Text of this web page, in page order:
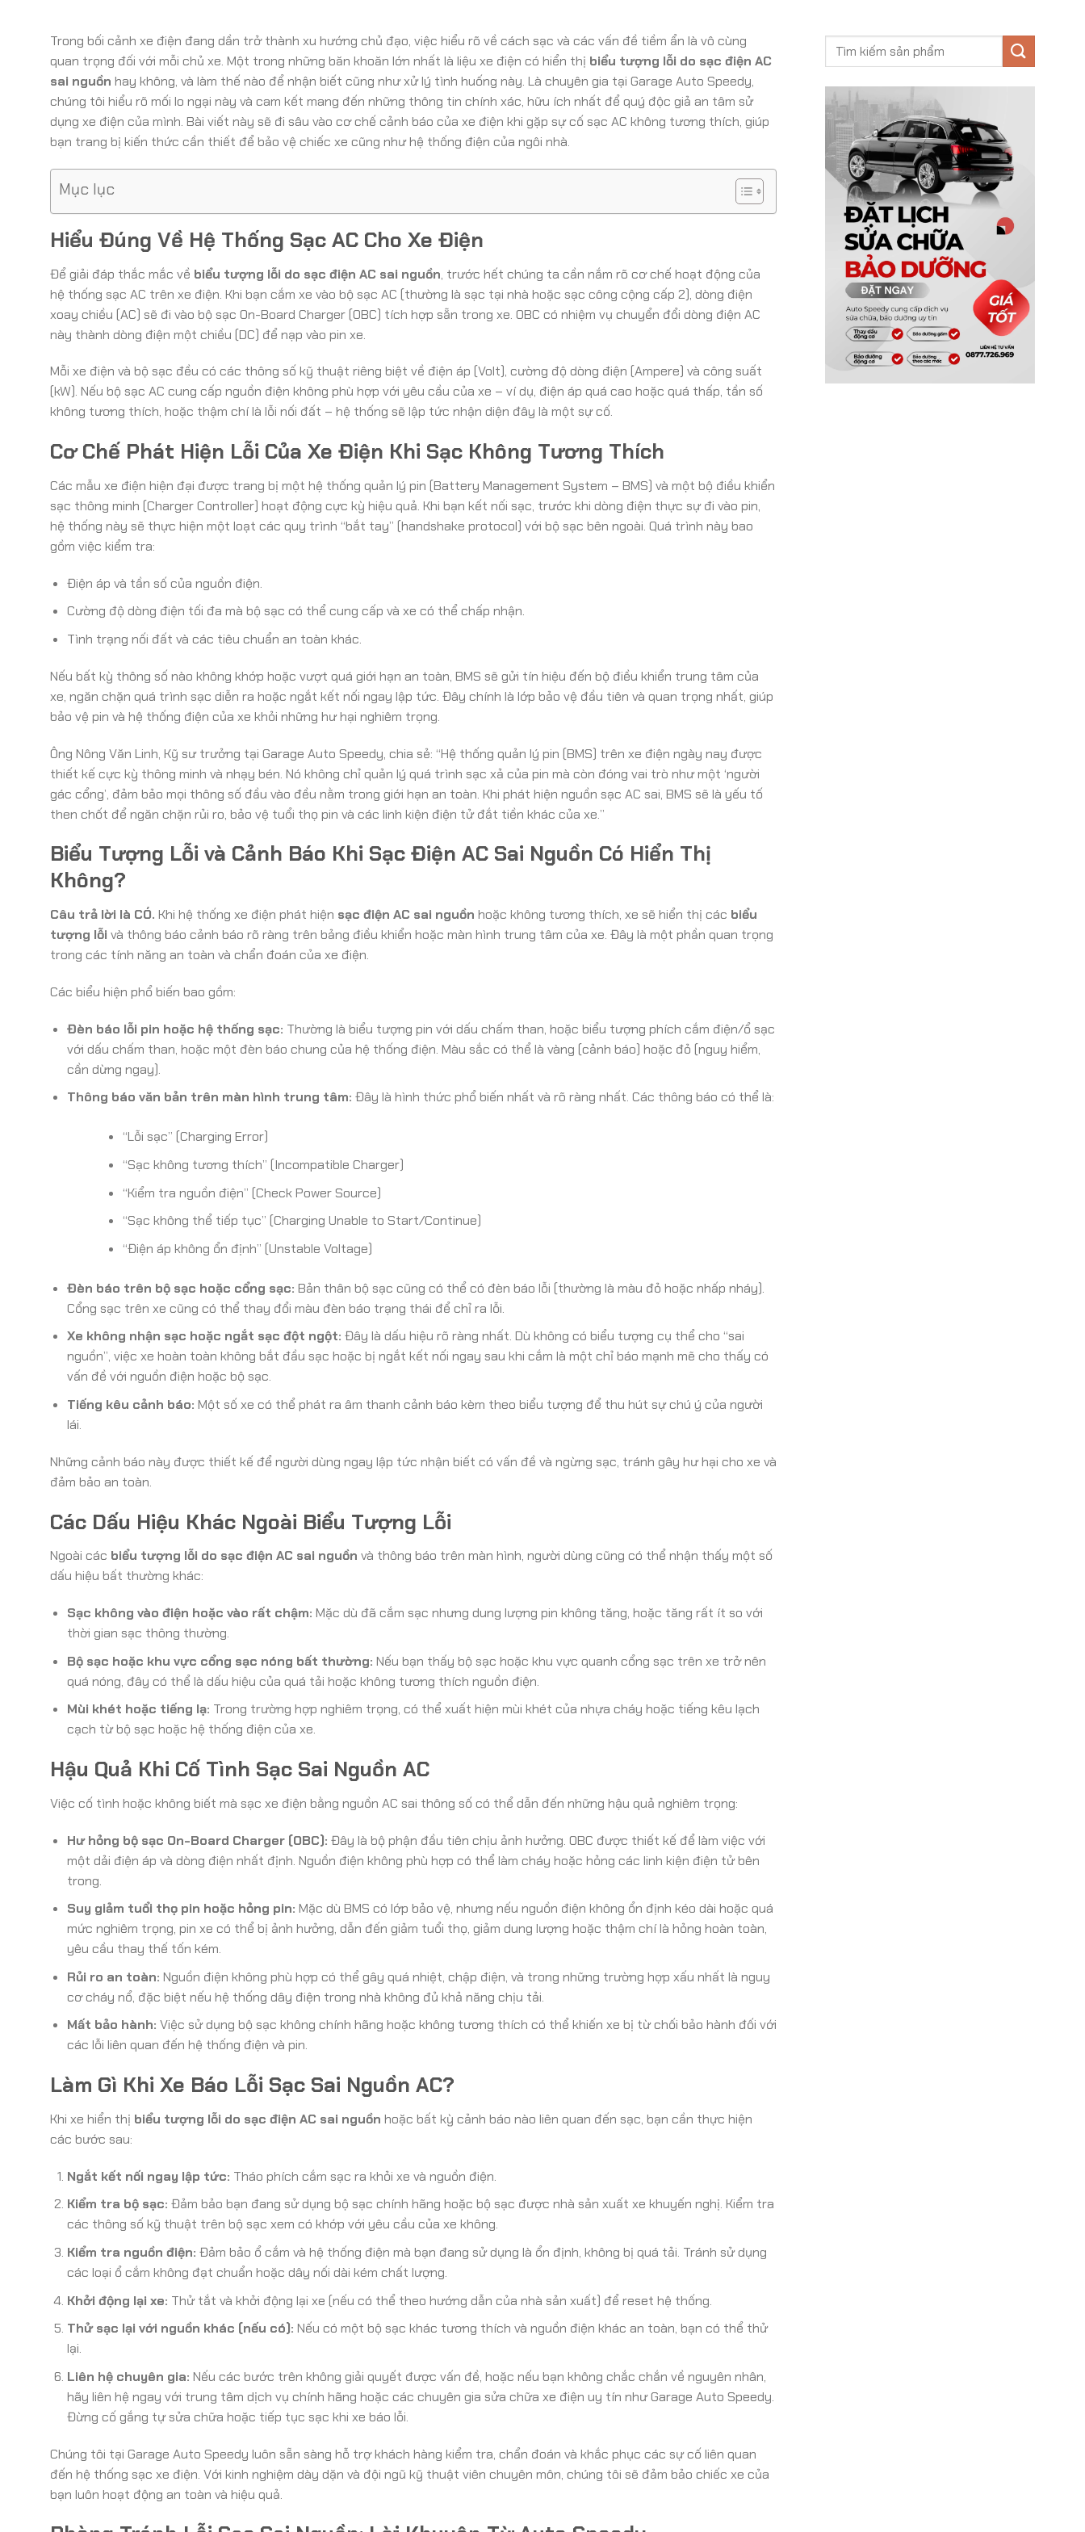
Trong bối cảnh xe điện đang dần trở thành xu hướng chủ đạo, việc hiểu rõ về cách sạc và các vấn đề tiềm ẩn là vô cùng
quan trọng đối với mỗi chủ xe. Một trong những băn khoăn lớn nhất là liệu xe điện có hiển thị biểu tượng lỗi do sạc điện AC
sai nguồn hay không, và làm thế nào để nhận biết cũng như xử lý tình huống này. Là chuyên gia tại Garage Auto Speedy,
chúng tôi hiểu rõ mối lo ngại này và cam kết mang đến những thông tin chính xác, hữu ích nhất để quý độc giả an tâm sử
dụng xe điện của mình. Bài viết này sẽ đi sâu vào cơ chế cảnh báo của xe điện khi gặp sự cố sạc AC không tương thích, giúp
bạn trang bị kiến thức cần thiết để bảo vệ chiếc xe cũng như hệ thống điện của ngôi nhà.
Mục lục
Hiểu Đúng Về Hệ Thống Sạc AC Cho Xe Điện
Để giải đáp thắc mắc về biểu tượng lỗi do sạc điện AC sai nguồn, trước hết chúng ta cần nắm rõ cơ chế hoạt động của
hệ thống sạc AC trên xe điện. Khi bạn cắm xe vào bộ sạc AC (thường là sạc tại nhà hoặc sạc công cộng cấp 2), dòng điện
xoay chiều (AC) sẽ đi vào bộ sạc On-Board Charger (OBC) tích hợp sẵn trong xe. OBC có nhiệm vụ chuyển đổi dòng điện AC
này thành dòng điện một chiều (DC) để nạp vào pin xe.
Mỗi xe điện và bộ sạc đều có các thông số kỹ thuật riêng biệt về điện áp (Volt), cường độ dòng điện (Ampere) và công suất
(kW). Nếu bộ sạc AC cung cấp nguồn điện không phù hợp với yêu cầu của xe – ví dụ, điện áp quá cao hoặc quá thấp, tần số
không tương thích, hoặc thậm chí là lỗi nối đất – hệ thống sẽ lập tức nhận diện đây là một sự cố.
Cơ Chế Phát Hiện Lỗi Của Xe Điện Khi Sạc Không Tương Thích
Các mẫu xe điện hiện đại được trang bị một hệ thống quản lý pin (Battery Management System – BMS) và một bộ điều khiển
sạc thông minh (Charger Controller) hoạt động cực kỳ hiệu quả. Khi bạn kết nối sạc, trước khi dòng điện thực sự đi vào pin,
hệ thống này sẽ thực hiện một loạt các quy trình “bắt tay” (handshake protocol) với bộ sạc bên ngoài. Quá trình này bao
gồm việc kiểm tra:
Điện áp và tần số của nguồn điện.
Cường độ dòng điện tối đa mà bộ sạc có thể cung cấp và xe có thể chấp nhận.
Tình trạng nối đất và các tiêu chuẩn an toàn khác.
Nếu bất kỳ thông số nào không khớp hoặc vượt quá giới hạn an toàn, BMS sẽ gửi tín hiệu đến bộ điều khiển trung tâm của
xe, ngăn chặn quá trình sạc diễn ra hoặc ngắt kết nối ngay lập tức. Đây chính là lớp bảo vệ đầu tiên và quan trọng nhất, giúp
bảo vệ pin và hệ thống điện của xe khỏi những hư hại nghiêm trọng.
Ông Nông Văn Linh, Kỹ sư trưởng tại Garage Auto Speedy, chia sẻ: “Hệ thống quản lý pin (BMS) trên xe điện ngày nay được
thiết kế cực kỳ thông minh và nhạy bén. Nó không chỉ quản lý quá trình sạc xả của pin mà còn đóng vai trò như một ‘người
gác cổng’, đảm bảo mọi thông số đầu vào đều nằm trong giới hạn an toàn. Khi phát hiện nguồn sạc AC sai, BMS sẽ là yếu tố
then chốt để ngăn chặn rủi ro, bảo vệ tuổi thọ pin và các linh kiện điện tử đắt tiền khác của xe.”
Biểu Tượng Lỗi và Cảnh Báo Khi Sạc Điện AC Sai Nguồn Có Hiển Thị
Không?
Câu trả lời là CÓ. Khi hệ thống xe điện phát hiện sạc điện AC sai nguồn hoặc không tương thích, xe sẽ hiển thị các biểu
tượng lỗi và thông báo cảnh báo rõ ràng trên bảng điều khiển hoặc màn hình trung tâm của xe. Đây là một phần quan trọng
trong các tính năng an toàn và chẩn đoán của xe điện.
Các biểu hiện phổ biến bao gồm:
Đèn báo lỗi pin hoặc hệ thống sạc: Thường là biểu tượng pin với dấu chấm than, hoặc biểu tượng phích cắm điện/ổ sạc
với dấu chấm than, hoặc một đèn báo chung của hệ thống điện. Màu sắc có thể là vàng (cảnh báo) hoặc đỏ (nguy hiểm,
cần dừng ngay).
Thông báo văn bản trên màn hình trung tâm: Đây là hình thức phổ biến nhất và rõ ràng nhất. Các thông báo có thể là:
“Lỗi sạc” (Charging Error)
“Sạc không tương thích” (Incompatible Charger)
“Kiểm tra nguồn điện” (Check Power Source)
“Sạc không thể tiếp tục” (Charging Unable to Start/Continue)
“Điện áp không ổn định” (Unstable Voltage)
Đèn báo trên bộ sạc hoặc cổng sạc: Bản thân bộ sạc cũng có thể có đèn báo lỗi (thường là màu đỏ hoặc nhấp nháy).
Cổng sạc trên xe cũng có thể thay đổi màu đèn báo trạng thái để chỉ ra lỗi.
Xe không nhận sạc hoặc ngắt sạc đột ngột: Đây là dấu hiệu rõ ràng nhất. Dù không có biểu tượng cụ thể cho “sai
nguồn”, việc xe hoàn toàn không bắt đầu sạc hoặc bị ngắt kết nối ngay sau khi cắm là một chỉ báo mạnh mẽ cho thấy có
vấn đề với nguồn điện hoặc bộ sạc.
Tiếng kêu cảnh báo: Một số xe có thể phát ra âm thanh cảnh báo kèm theo biểu tượng để thu hút sự chú ý của người
lái.
Những cảnh báo này được thiết kế để người dùng ngay lập tức nhận biết có vấn đề và ngừng sạc, tránh gây hư hại cho xe và
đảm bảo an toàn.
Các Dấu Hiệu Khác Ngoài Biểu Tượng Lỗi
Ngoài các biểu tượng lỗi do sạc điện AC sai nguồn và thông báo trên màn hình, người dùng cũng có thể nhận thấy một số
dấu hiệu bất thường khác:
Sạc không vào điện hoặc vào rất chậm: Mặc dù đã cắm sạc nhưng dung lượng pin không tăng, hoặc tăng rất ít so với
thời gian sạc thông thường.
Bộ sạc hoặc khu vực cổng sạc nóng bất thường: Nếu bạn thấy bộ sạc hoặc khu vực quanh cổng sạc trên xe trở nên
quá nóng, đây có thể là dấu hiệu của quá tải hoặc không tương thích nguồn điện.
Mùi khét hoặc tiếng lạ: Trong trường hợp nghiêm trọng, có thể xuất hiện mùi khét của nhựa cháy hoặc tiếng kêu lạch
cạch từ bộ sạc hoặc hệ thống điện của xe.
Hậu Quả Khi Cố Tình Sạc Sai Nguồn AC
Việc cố tình hoặc không biết mà sạc xe điện bằng nguồn AC sai thông số có thể dẫn đến những hậu quả nghiêm trọng:
Hư hỏng bộ sạc On-Board Charger (OBC): Đây là bộ phận đầu tiên chịu ảnh hưởng. OBC được thiết kế để làm việc với
một dải điện áp và dòng điện nhất định. Nguồn điện không phù hợp có thể làm cháy hoặc hỏng các linh kiện điện tử bên
trong.
Suy giảm tuổi thọ pin hoặc hỏng pin: Mặc dù BMS có lớp bảo vệ, nhưng nếu nguồn điện không ổn định kéo dài hoặc quá
mức nghiêm trọng, pin xe có thể bị ảnh hưởng, dẫn đến giảm tuổi thọ, giảm dung lượng hoặc thậm chí là hỏng hoàn toàn,
yêu cầu thay thế tốn kém.
Rủi ro an toàn: Nguồn điện không phù hợp có thể gây quá nhiệt, chập điện, và trong những trường hợp xấu nhất là nguy
cơ cháy nổ, đặc biệt nếu hệ thống dây điện trong nhà không đủ khả năng chịu tải.
Mất bảo hành: Việc sử dụng bộ sạc không chính hãng hoặc không tương thích có thể khiến xe bị từ chối bảo hành đối với
các lỗi liên quan đến hệ thống điện và pin.
Làm Gì Khi Xe Báo Lỗi Sạc Sai Nguồn AC?
Khi xe hiển thị biểu tượng lỗi do sạc điện AC sai nguồn hoặc bất kỳ cảnh báo nào liên quan đến sạc, bạn cần thực hiện
các bước sau:
Ngắt kết nối ngay lập tức: Tháo phích cắm sạc ra khỏi xe và nguồn điện.
Kiểm tra bộ sạc: Đảm bảo bạn đang sử dụng bộ sạc chính hãng hoặc bộ sạc được nhà sản xuất xe khuyến nghị. Kiểm tra
các thông số kỹ thuật trên bộ sạc xem có khớp với yêu cầu của xe không.
Kiểm tra nguồn điện: Đảm bảo ổ cắm và hệ thống điện mà bạn đang sử dụng là ổn định, không bị quá tải. Tránh sử dụng
các loại ổ cắm không đạt chuẩn hoặc dây nối dài kém chất lượng.
Khởi động lại xe: Thử tắt và khởi động lại xe (nếu có thể theo hướng dẫn của nhà sản xuất) để reset hệ thống.
Thử sạc lại với nguồn khác (nếu có): Nếu có một bộ sạc khác tương thích và nguồn điện khác an toàn, bạn có thể thử
lại.
Liên hệ chuyên gia: Nếu các bước trên không giải quyết được vấn đề, hoặc nếu bạn không chắc chắn về nguyên nhân,
hãy liên hệ ngay với trung tâm dịch vụ chính hãng hoặc các chuyên gia sửa chữa xe điện uy tín như Garage Auto Speedy.
Đừng cố gắng tự sửa chữa hoặc tiếp tục sạc khi xe báo lỗi.
Chúng tôi tại Garage Auto Speedy luôn sẵn sàng hỗ trợ khách hàng kiểm tra, chẩn đoán và khắc phục các sự cố liên quan
đến hệ thống sạc xe điện. Với kinh nghiệm dày dặn và đội ngũ kỹ thuật viên chuyên môn, chúng tôi sẽ đảm bảo chiếc xe của
bạn luôn hoạt động an toàn và hiệu quả.